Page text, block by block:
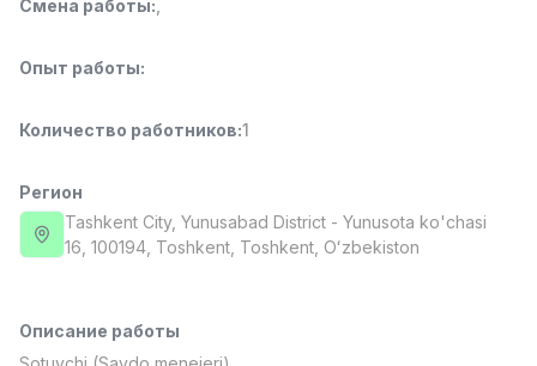
Full time job
Ish joyidan
Фармацевт
NAVBAHOR APTEKA
Full time job
Ish joyidan
Договорная
Смена работы:
Опыт работы:
Количество работников:1
Регион
Tashkent City, Yunusabad District - Yunusota ko'chasi
16, 100194, Тоshkent, Toshkent, Oʻzbekiston
Описание работы